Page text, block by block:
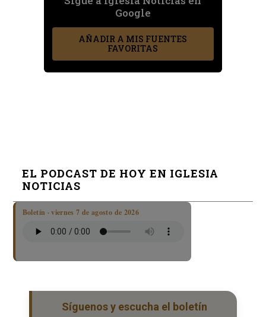
Google
AÑADIR A MIS FUENTES
FAVORITAS
EL PODCAST DE HOY EN IGLESIA
NOTICIAS
Boletín · viernes 7 de agosto de 2026
Síguenos y escucha el boletín